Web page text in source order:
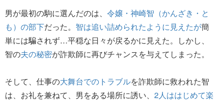
男が最初の駒に選んだのは、 令嬢・神崎智（かんざき・と
も）の部下だった。 智は追い詰められたように見えたが簡
単には騙されず…平穏な日々が戻るかに見えた。しかし、
智の夫の秘密が詐欺師に再びチャンスを与えてしまった。
そして、仕事の大舞台でのトラブルを詐欺師に救われた智
は、お礼を兼ねて、男をある場所に誘い、 2人ははじめて楽